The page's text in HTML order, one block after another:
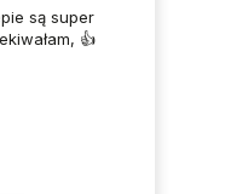
są super
👍️